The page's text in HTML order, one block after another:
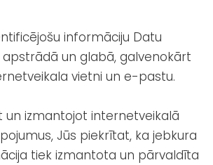
informāciju Datu
apstrādā un glabā, galvenokārt
vietni un e-pastu.
un izmantojot internetveikalā
Jūs piekrītat, ka jebkura
tiek izmantota un pārvaldīta